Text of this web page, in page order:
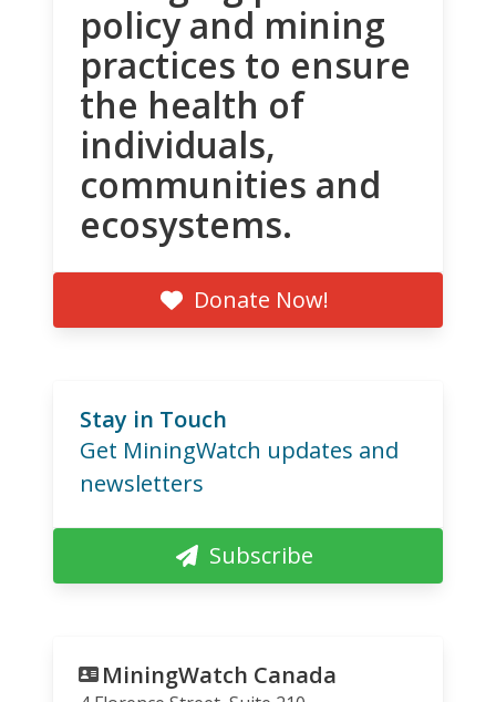
policy and mining
practices to ensure
the health of
individuals,
communities and
ecosystems.
Donate Now!
Stay in Touch
Get MiningWatch updates and
newsletters
Subscribe
MiningWatch Canada